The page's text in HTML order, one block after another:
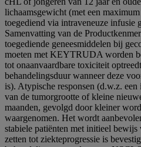
lichaamsgewicht (met een
toegediend via intraveneuze infusie
Samenvatting van de
toegediende geneesmiddelen bij
moeten met KEYTRUDA worden
tot onaanvaardbare toxiciteit
behandelingsduur wanneer deze
is). Atypische responsen (d.w.z.
van de tumorgrootte of kleine
maanden, gevolgd door kleiner
waargenomen. Het wordt
stabiele patiënten met initieel
zetten tot ziekteprogressie is